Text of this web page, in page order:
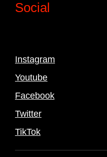
Social
Instagram
Youtube
Facebook
Twitter
TikTok